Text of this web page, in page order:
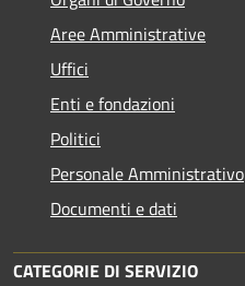
Aree Amministrative
Uffici
Enti e fondazioni
Politici
Personale Amministrativo
Documenti e dati
CATEGORIE DI SERVIZIO